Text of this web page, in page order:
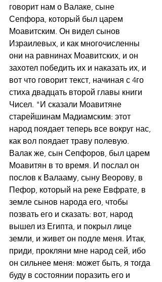
говорит нам о Валаке, сыне
Сепфора, который был царем
Моавитским. Он видел сынов
Израилевых, и как многочисленны
они на равнинах Моавитских, и он
захотел победить их и наказать их, и
вот что говорит текст, начиная с 4го
стиха двадцать второй главы книги
Чисел. "И сказали Моавитяне
старейшинам Мадиамским: этот
народ поядает теперь все вокруг нас,
как вол поядает траву полевую.
Валак же, сын Сепфоров, был царем
Моавитян в то время. И послал он
послов к Валааму, сыну Веорову, в
Пефор, который на реке Евфрате, в
земле сынов народа его, чтобы
позвать его и сказать: вот, народ
вышел из Египта, и покрыл лице
земли, и живет он подле меня. Итак,
приди, прокляни мне народ сей, ибо
он сильнее меня: может быть, я тогда
буду в состоянии поразить его и